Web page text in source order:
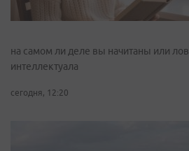
на самом ли деле вы начитаны или
интеллектуала
сегодня, 12:20